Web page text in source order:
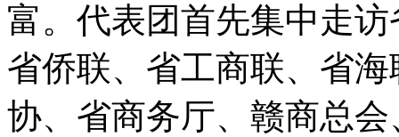
富。代表团首先集中走
省侨联、省工商联、省
协、省商务厅、赣商总